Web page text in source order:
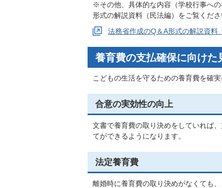
※その他、具体的な内容（学校行事へ
形式の解説資料（民法編）をご覧くださ
法務省作成のQ＆A形式の解説資料
養育費の支払確保に向けた
こどもの生活を守るための養育費を確
合意の実効性の向上
文書で養育費の取り決めをしていれば
てができるようになります。
法定養育費
離婚時に養育費の取り決めがなくても